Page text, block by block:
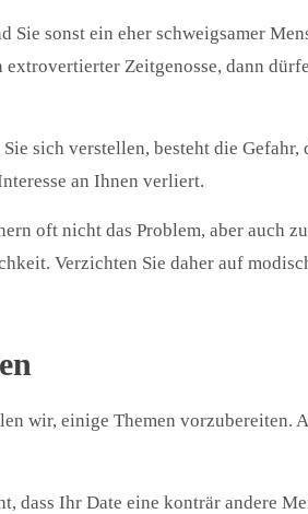
Sie sonst ein eher schweigsamer
Zeitgenosse, dann
sich verstellen, besteht die Gefahr,
an Ihnen verliert.
oft nicht das Problem, aber auch
Verzichten Sie daher auf
wir, einige Themen vorzubereiten.
dass Ihr Date eine konträr andere